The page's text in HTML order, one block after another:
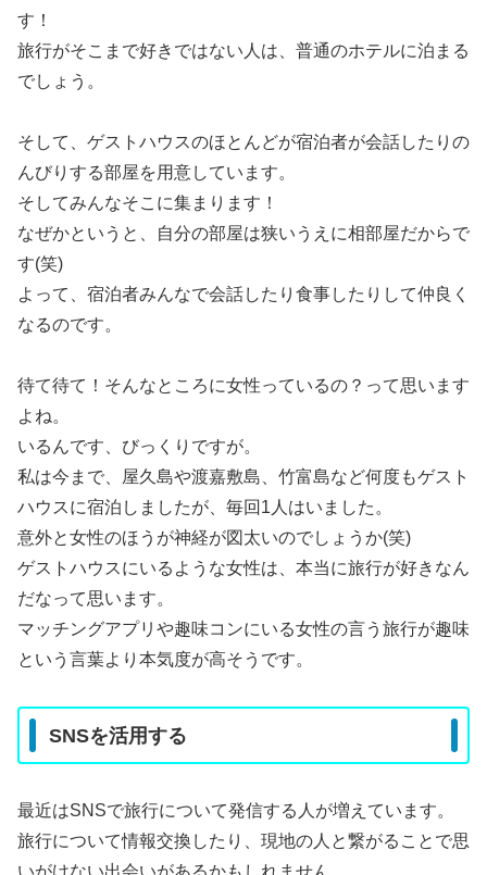
す！
旅行がそこまで好きではない人は、普通のホテルに泊まる
でしょう。
そして、ゲストハウスのほとんどが宿泊者が会話したりの
んびりする部屋を用意しています。
そしてみんなそこに集まります！
なぜかというと、自分の部屋は狭いうえに相部屋だからで
す(笑)
よって、宿泊者みんなで会話したり食事したりして仲良く
なるのです。
待て待て！そんなところに女性っているの？って思います
よね。
いるんです、びっくりですが。
私は今まで、屋久島や渡嘉敷島、竹富島など何度もゲスト
ハウスに宿泊しましたが、毎回1人はいました。
意外と女性のほうが神経が図太いのでしょうか(笑)
ゲストハウスにいるような女性は、本当に旅行が好きなん
だなって思います。
マッチングアプリや趣味コンにいる女性の言う旅行が趣味
という言葉より本気度が高そうです。
SNSを活用する
最近はSNSで旅行について発信する人が増えています。
旅行について情報交換したり、現地の人と繋がることで思